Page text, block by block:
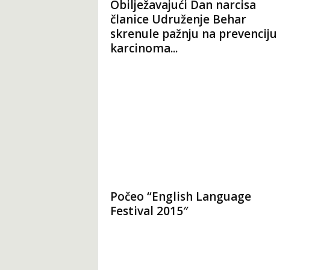
Obilježavajući Dan narcisa
članice Udruženje Behar
skrenule pažnju na prevenciju
karcinoma...
Počeo “English Language
Festival 2015″